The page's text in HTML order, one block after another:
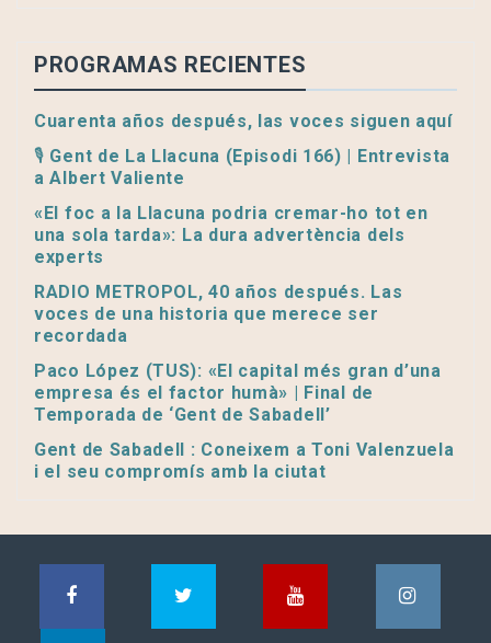
PROGRAMAS RECIENTES
Cuarenta años después, las voces siguen aquí
🎙️ Gent de La Llacuna (Episodi 166) | Entrevista
a Albert Valiente
«El foc a la Llacuna podria cremar-ho tot en
una sola tarda»: La dura advertència dels
experts
RADIO METROPOL, 40 años después. Las
voces de una historia que merece ser
recordada
Paco López (TUS): «El capital més gran d’una
empresa és el factor humà» | Final de
Temporada de ‘Gent de Sabadell’
Gent de Sabadell : Coneixem a Toni Valenzuela
i el seu compromís amb la ciutat